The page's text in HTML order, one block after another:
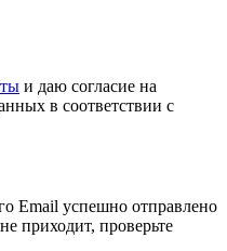
и даю согласие на
в соответствии с
Email успешно отправлено
приходит, проверьте